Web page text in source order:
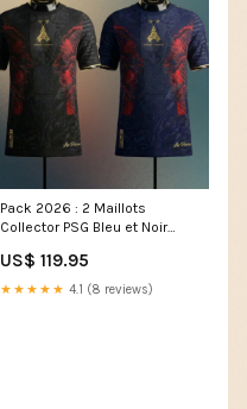
Pack 2026 : 2 Maillots
Collector PSG Bleu et Noir
US$ 119.95
★★★★★ 4.1 (8 reviews)